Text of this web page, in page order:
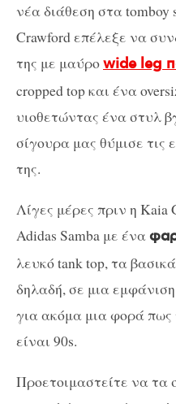
νέα διάθεση στα tomboy
Crawford επέλεξε να
της με μαύροwide leg
cropped top και ένα
υιοθετώντας ένα στυλ
σίγουρα μας θύμισε τις
της.
Λίγες μέρες πριν η
Adidas Samba με ένα
λευκό tank top, τα
δηλαδή, σε μια
για ακόμα μια φορά
είναι 90s.
Προετοιμαστείτε να τα